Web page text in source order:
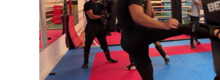
Au Moeraske, Bart Hanssens
recense des insectes de plus en
plus rares